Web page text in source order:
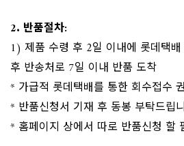
2. 반품절차:
​1) 제품 수령 후 2일 이내에 롯데택
후 반송처로 7일 이내 반품 도착
* 가급적 롯데택배를 통한 회수접수
* 반품신청서 기재 후 동봉 부탁드립
* 홈페이지 상에서 따로 반품신청 할